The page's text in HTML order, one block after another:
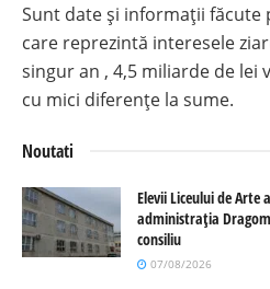
Sunt date și informații făcute
care reprezintă interesele
singur an , 4,5 miliarde de lei
cu mici diferențe la sume.
Noutati
Elevii Liceului de Arte
administrația
consiliu
07/08/2026